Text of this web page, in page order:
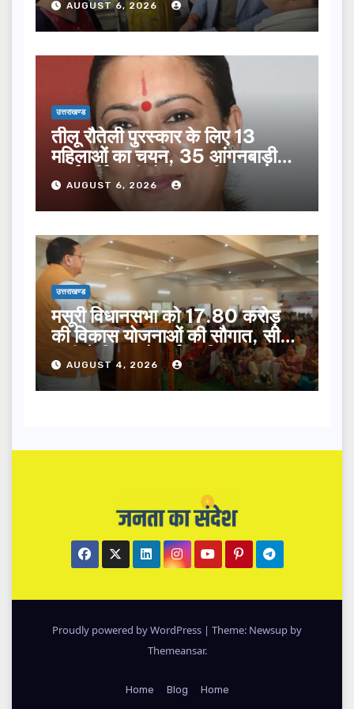
AUGUST 6, 2026
उत्तराखण्ड
तीलू रौतेली पुरस्कार के लिए 13
महिलाओं का चयन, 35 आंगनबाड़ी
कार्यकर्तियां भी होंगी सम्मानित…
AUGUST 6, 2026
उत्तराखण्ड
मसूरी विधानसभा को 17.80 करोड़
की विकास योजनाओं की सौगात, सीएम
धामी ने किया लोकार्पण-शिलान्यास.
AUGUST 4, 2026
Proudly powered by WordPress | Theme: Newsup by
Themeansar.
Home Blog Home